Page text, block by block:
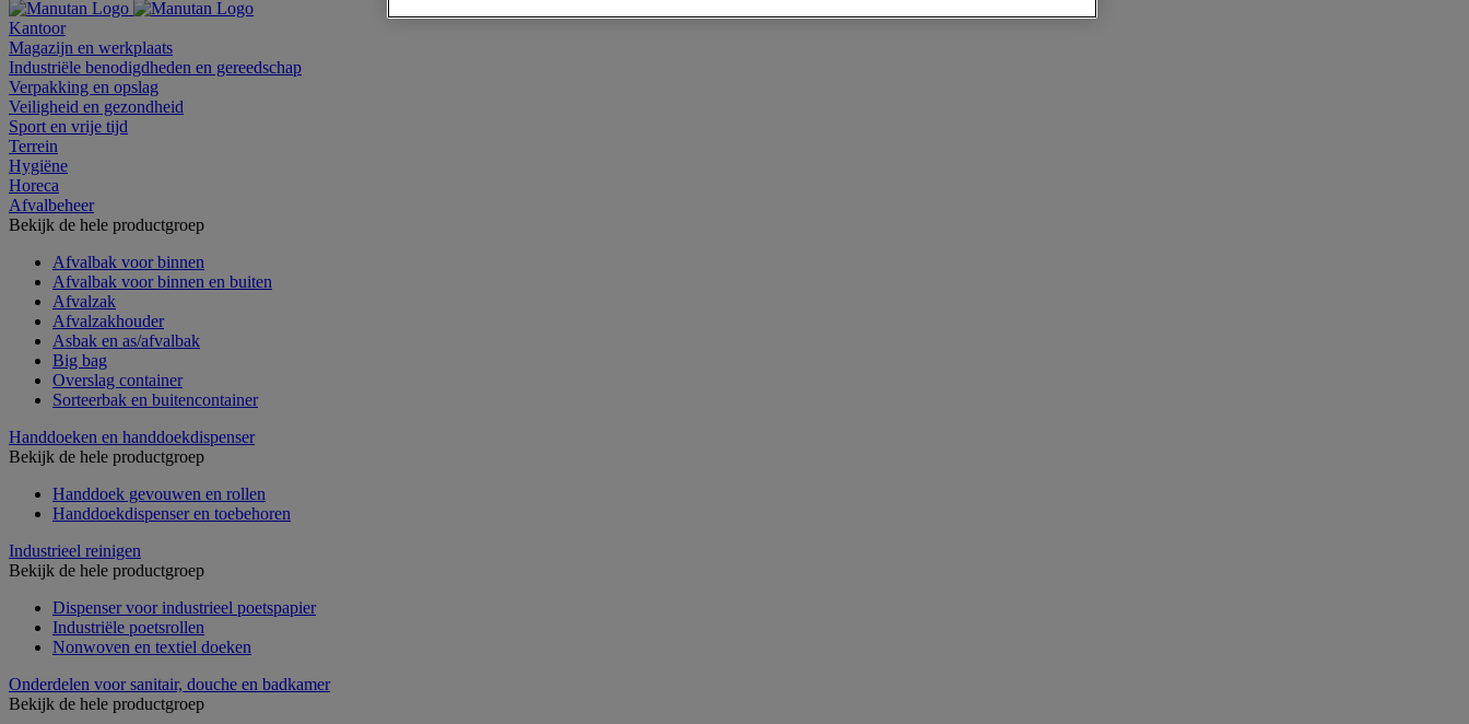
Kantoor
Magazijn en werkplaats
Industriële benodigdheden en gereedschap
Verpakking en opslag
Veiligheid en gezondheid
Sport en vrije tijd
Terrein
Hygiëne
Horeca
Afvalbeheer
Bekijk de hele productgroep
Afvalbak voor binnen
Afvalbak voor binnen en buiten
Afvalzak
Afvalzakhouder
Asbak en as/afvalbak
Big bag
Overslag container
Sorteerbak en buitencontainer
Handdoeken en handdoekdispenser
Bekijk de hele productgroep
Handdoek gevouwen en rollen
Handdoekdispenser en toebehoren
Industrieel reinigen
Bekijk de hele productgroep
Dispenser voor industrieel poetspapier
Industriële poetsrollen
Nonwoven en textiel doeken
Onderdelen voor sanitair, douche en badkamer
Bekijk de hele productgroep